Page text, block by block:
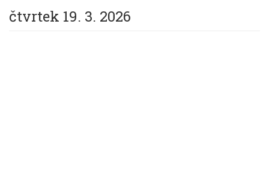
čtvrtek 19. 3. 2026